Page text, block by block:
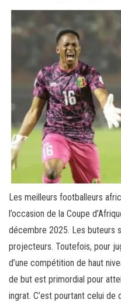
Les meilleurs footballeurs
l’occasion de la Coupe
décembre 2025. Les buteurs
projecteurs. Toutefois, pour
d’une compétition de haut
de but est primordial pour
ingrat. C’est pourtant celui de